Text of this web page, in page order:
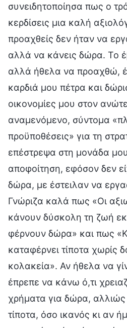
συνειδητοποίησα πως ο
κερδίσεις μια καλή
προαχθείς δεν ήταν να
αλλά να κάνεις δώρα. Το
αλλά ήθελα να προαχθώ,
καρδιά μου πέτρα και
οικονομίες μου στον
αναμενόμενο, σύντομα
προϋποθέσεις» για τη
επέστρεψα στη μονάδα
αποφοίτηση, εφόσον δεν
δώρα, με έστειλαν να
Γνώριζα καλά πως «Οι
κάνουν δύσκολη τη ζωή
φέρνουν δώρα» και πως
καταφέρνει τίποτα χωρίς
κολακεία». Αν ήθελα να
έπρεπε να κάνω ό,τι
χρήματα για δώρα,
τίποτα, όσο ικανός κι αν